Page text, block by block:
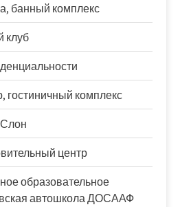
банный комплекс
клуб
гостиничный комплекс
центр
образовательное
автошкола ДОСААФ